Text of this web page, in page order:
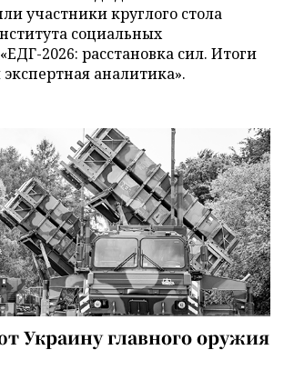
участники круглого стола
социальных
2026: расстановка сил. Итоги
аналитика».
Украину главного оружия